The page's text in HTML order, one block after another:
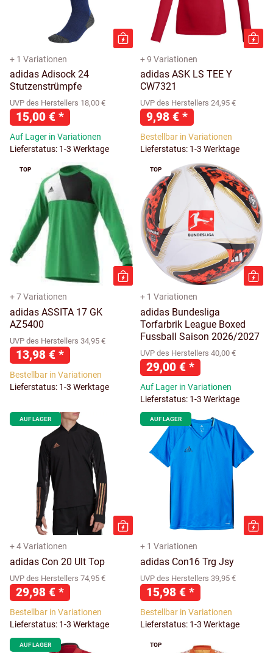
+ 1 Variationen
adidas Adisock 24
Stutzenstrümpfe
UVP des Herstellers 18,00 €
15,00 € *
Auf Lager in Variationen
Lieferstatus: 1-3 Werktage
+ 9 Variationen
adidas ASK LS TEE Y
CW7321
UVP des Herstellers 24,95 €
9,98 € *
Bestellbar in Variationen
Lieferstatus: 1-3 Werktage
TOP
+ 7 Variationen
adidas ASSITA 17 GK
AZ5400
UVP des Herstellers 34,95 €
13,98 € *
Bestellbar in Variationen
Lieferstatus: 1-3 Werktage
TOP
+ 1 Variationen
adidas Bundesliga
Torfarbrik League Boxed
Fussball Saison 2026/2027
UVP des Herstellers 40,00 €
29,00 € *
Auf Lager in Variationen
Lieferstatus: 1-3 Werktage
AUF LAGER
+ 4 Variationen
adidas Con 20 Ult Top
UVP des Herstellers 74,95 €
29,98 € *
Bestellbar in Variationen
Lieferstatus: 1-3 Werktage
AUF LAGER
+ 1 Variationen
adidas Con16 Trg Jsy
UVP des Herstellers 39,95 €
15,98 € *
Bestellbar in Variationen
Lieferstatus: 1-3 Werktage
AUF LAGER TOP